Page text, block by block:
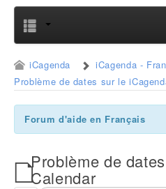
iCagenda
iCagenda -
Problème de dates sur le
Forum d'aide en Français
Problème de
Calendar